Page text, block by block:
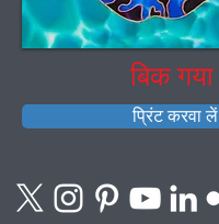
बिक गया
प्रिंट करवा लें